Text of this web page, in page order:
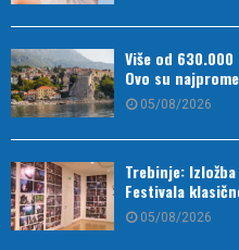
Više od
Ovo su
05/08/2026
Trebinje:
Festivala
05/08/2026